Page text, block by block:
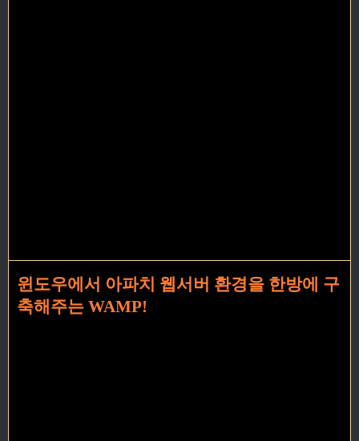
윈도우에서 아파치 웹서버 환경을 한방에 구
축해주는 WAMP!